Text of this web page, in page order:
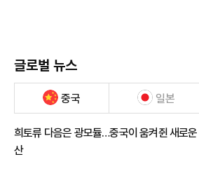
글로벌 뉴스
중국 일본
희토류 다음은 광모듈…중국이 움켜쥔 새로
산